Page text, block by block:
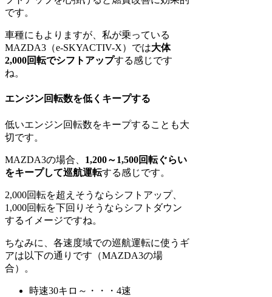
です。
車種にもよりますが、私が乗っている
MAZDA3（e-SKYACTIV-X）では大体
2,000回転でシフトアップする感じです
ね。
エンジン回転数を低くキープする
低いエンジン回転数をキープすることも大
切です。
MAZDA3の場合、 1,200～1,500回転ぐらい
をキープして巡航運転する感じです。
2,000回転を超えそうならシフトアップ、
1,000回転を下回りそうならシフトダウン
するイメージですね。
ちなみに、各速度域での巡航運転に使うギ
アは以下の通りです（MAZDA3の場
合）。
時速30キロ～・・・4速